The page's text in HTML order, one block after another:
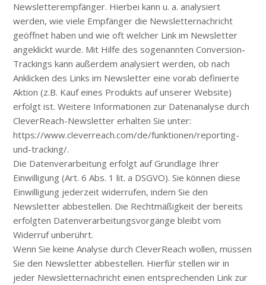
Newsletterempfänger. Hierbei kann u. a. analysiert
werden, wie viele Empfänger die Newsletternachricht
geöffnet haben und wie oft welcher Link im Newsletter
angeklickt wurde. Mit Hilfe des sogenannten Conversion-
Trackings kann außerdem analysiert werden, ob nach
Anklicken des Links im Newsletter eine vorab definierte
Aktion (z.B. Kauf eines Produkts auf unserer Website)
erfolgt ist. Weitere Informationen zur Datenanalyse durch
CleverReach-Newsletter erhalten Sie unter:
https://www.cleverreach.com/de/funktionen/reporting-
und-tracking/.
Die Datenverarbeitung erfolgt auf Grundlage Ihrer
Einwilligung (Art. 6 Abs. 1 lit. a DSGVO). Sie können diese
Einwilligung jederzeit widerrufen, indem Sie den
Newsletter abbestellen. Die Rechtmäßigkeit der bereits
erfolgten Datenverarbeitungsvorgänge bleibt vom
Widerruf unberührt.
Wenn Sie keine Analyse durch CleverReach wollen, müssen
Sie den Newsletter abbestellen. Hierfür stellen wir in
jeder Newsletternachricht einen entsprechenden Link zur